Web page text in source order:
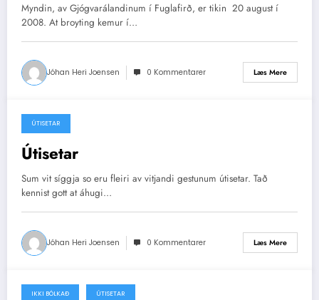
Myndin, av Gjógvarálandinum í Fuglafirð, er tikin 20 august í
2008. At broyting kemur í…
Jóhan Heri Joensen 0 Kommentarer Læs Mere
17/11/2006
ÚTISETAR
Útisetar
Sum vit síggja so eru fleiri av vitjandi gestunum útisetar. Tað
kennist gott at áhugi…
Jóhan Heri Joensen 0 Kommentarer Læs Mere
IKKI BÓLKAÐ ÚTISETAR